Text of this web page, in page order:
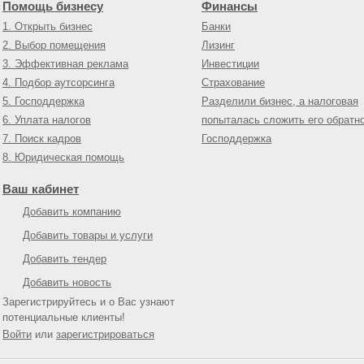
Помощь бизнесу
1. Открыть бизнес
2. Выбор помещения
3. Эффективная реклама
4. Подбор аутсорсинга
5. Господдержка
6. Уплата налогов
7. Поиск кадров
8. Юридическая помощь
Финансы
Банки
Лизинг
Инвестиции
Страхование
Разделили бизнес, а налоговая
попыталась сложить его
Господдержка
Ваш кабинет
Добавить компанию
Добавить товары и услуги
Добавить тендер
Добавить новость
Зарегистрируйтесь и о Вас узнают
потенциальные клиенты!
Войти или зарегистрироваться